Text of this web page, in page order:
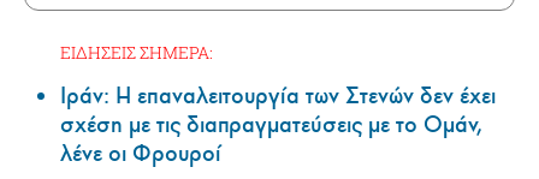
ΕΙΔΗΣΕΙΣ ΣΗΜΕΡΑ:
Ιράν: Η επαναλειτουργία των Στενών δεν έχει
σχέση με τις διαπραγματεύσεις με το Ομάν,
λένε οι Φρουροί